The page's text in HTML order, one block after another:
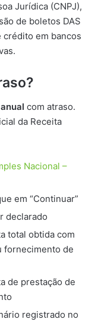
Jurídica (CNPJ),
de boletos DAS
crédito em bancos
com atraso.
da Receita
Nacional –
em “Continuar”
declarado
total obtida com
fornecimento de
de prestação de
registrado no